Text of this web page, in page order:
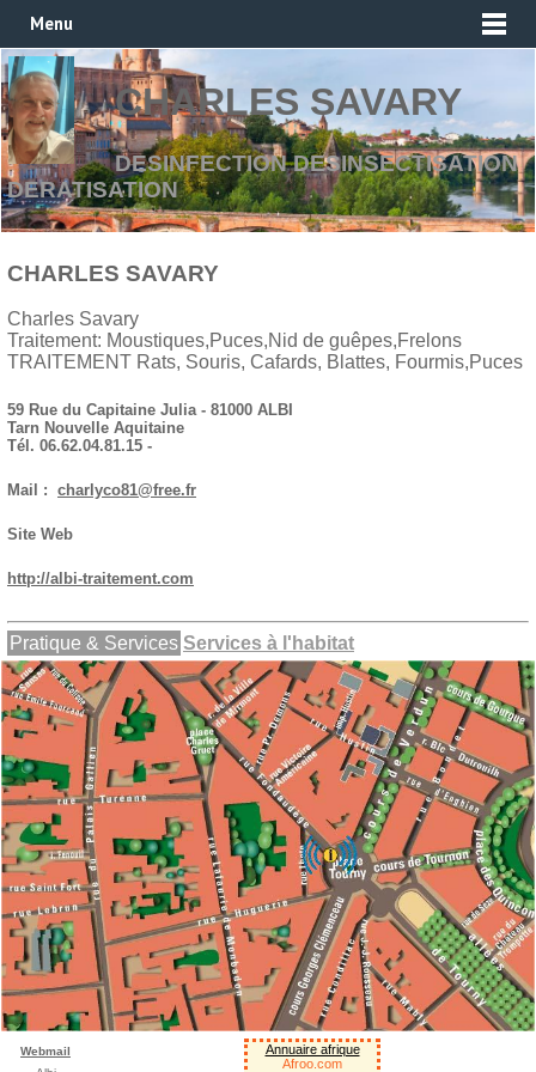
Menu
CHARLES SAVARY
DESINFECTION DESINSECTISATION
DERATISATION
CHARLES SAVARY
Charles Savary
Traitement: Moustiques,Puces,Nid de guêpes,Frelons
TRAITEMENT Rats, Souris, Cafards, Blattes, Fourmis,Puces
59 Rue du Capitaine Julia - 81000 ALBI
Tarn Nouvelle Aquitaine
Tél. 06.62.04.81.15 -
Mail : charlyco81@free.fr
Site Web
http://albi-traitement.com
Pratique & Services Services à l'habitat
Webmail
Annuaire afrique
Afroo.com